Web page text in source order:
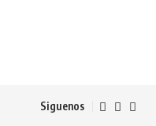
Siguenos